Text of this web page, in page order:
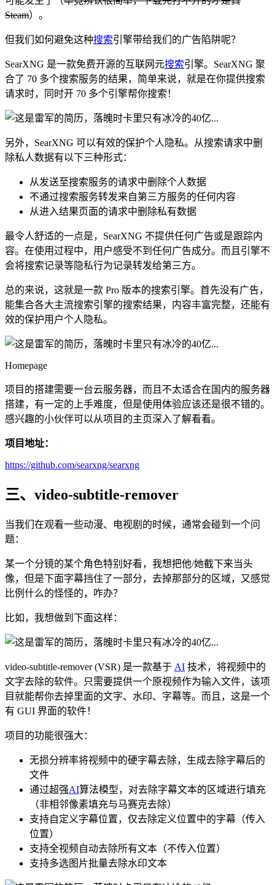
Steam）。
但我们如何避免这种搜索引擎带给我们的广告陷阱呢？
SearXNG 是一款免费开源的互联网元搜索引擎。SearXNG 聚
合了 70 多个搜索服务的结果，简单来说，就是在你提供搜索
请求时，同时开 70 多个引擎帮你搜索！
另外，SearXNG 可以有效的保护个人隐私。从搜索请求中删
除私人数据有以下三种形式：
从发送至搜索服务的请求中删除个人数据
不通过搜索服务转发来自第三方服务的任何内容
从进入结果页面的请求中删除私有数据
最令人舒适的一点是，SearXNG 不提供任何广告或是跟踪内
容。在使用过程中，用户感受不到任何广告成分。而且引擎不
会将搜索记录等隐私行为记录转发给第三方。
总的来说，这就是一款 Pro 版本的搜索引擎。首先没有广告，
能集合各大主流搜索引擎的搜索结果，内容丰富完整，还能有
效的保护用户个人隐私。
Homepage
项目的搭建需要一台云服务器，而且不太适合在国内的服务器
搭建，有一定的上手难度，但是使用体验应该还是很不错的。
感兴趣的小伙伴可以从项目的主页深入了解看看。
项目地址：
https://github.com/searxng/searxng
三、video-subtitle-remover
当我们在观看一些动漫、电视剧的时候，通常会碰到一个问
题：
某一个分镜的某个角色特别好看，我想把他/她截下来当头
像，但是下面字幕挡住了一部分，去掉那部分的区域，又感觉
比例什么的怪怪的，咋办？
比如，我想做到下面这样：
video-subtitle-remover (VSR) 是一款基于 AI 技术，将视频中的
文字去除的软件。只需要提供一个原视频作为输入文件，该项
目就能帮你去掉里面的文字、水印、字幕等。而且，这是一个
有 GUI 界面的软件！
项目的功能很强大：
无损分辨率将视频中的硬字幕去除，生成去除字幕后的
文件
通过超强AI算法模型，对去除字幕文本的区域进行填充
（非相邻像素填充与马赛克去除）
支持自定义字幕位置，仅去除定义位置中的字幕（传入
位置）
支持全视频自动去除所有文本（不传入位置）
支持多选图片批量去除水印文本